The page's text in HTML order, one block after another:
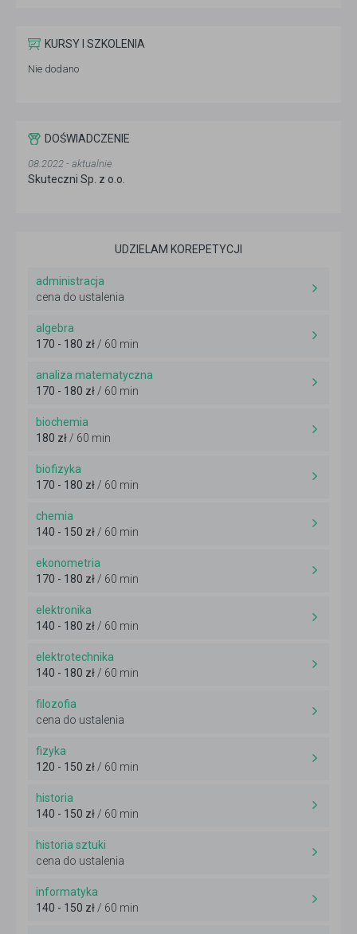
KURSY I SZKOLENIA
Nie dodano
DOŚWIADCZENIE
08.2022 - aktualnie
Skuteczni Sp. z o.o.
UDZIELAM KOREPETYCJI
administracja
cena do ustalenia
algebra
170 - 180 zł/ 60 min
analiza matematyczna
170 - 180 zł/ 60 min
biochemia
180 zł/ 60 min
biofizyka
170 - 180 zł/ 60 min
chemia
140 - 150 zł/ 60 min
ekonometria
170 - 180 zł/ 60 min
elektronika
140 - 180 zł/ 60 min
elektrotechnika
140 - 180 zł/ 60 min
filozofia
cena do ustalenia
fizyka
120 - 150 zł/ 60 min
historia
140 - 150 zł/ 60 min
historia sztuki
cena do ustalenia
informatyka
140 - 150 zł/ 60 min